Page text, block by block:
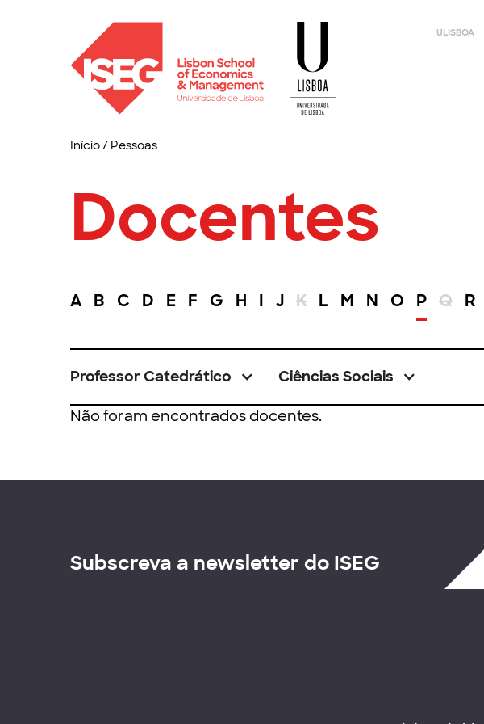
ULISBOA
Início/ Pessoas
Docentes
A B C D E F G H I J K L M N O P Q R
Professor Catedrático Ciências Sociais
Não foram encontrados docentes.
Subscreva a newsletter do ISEG